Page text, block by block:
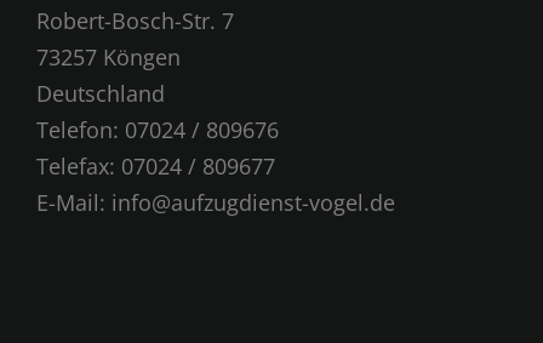
Robert-Bosch-Str. 7
73257 Köngen
Deutschland
Telefon: 07024 / 809676
Telefax: 07024 / 809677
E-Mail: info@aufzugdienst-vogel.de